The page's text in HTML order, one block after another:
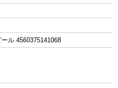
ル 4560375141068